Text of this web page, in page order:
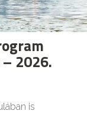
2026.
is